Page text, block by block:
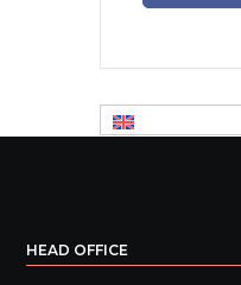
HEAD OFFICE